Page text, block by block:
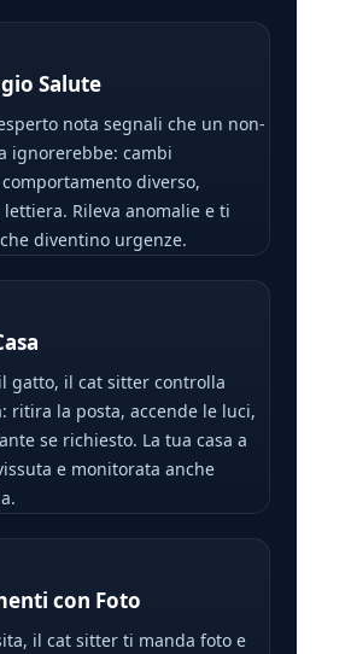
Salute
nota segnali che un non-
ignorerebbe: cambi
diverso,
Rileva anomalie e ti
diventino urgenze.
gatto, il cat sitter controlla
ritira la posta, accende le luci,
se richiesto. La tua casa a
e monitorata anche
con Foto
il cat sitter ti manda foto e